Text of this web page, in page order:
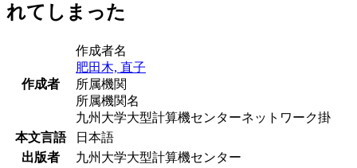
れてしまった
作成者
作成者名
肥田木, 直子
所属機関
所属機関名
九州大学大型計算機センターネットワーク掛
本文言語
日本語
出版者
九州大学大型計算機センター